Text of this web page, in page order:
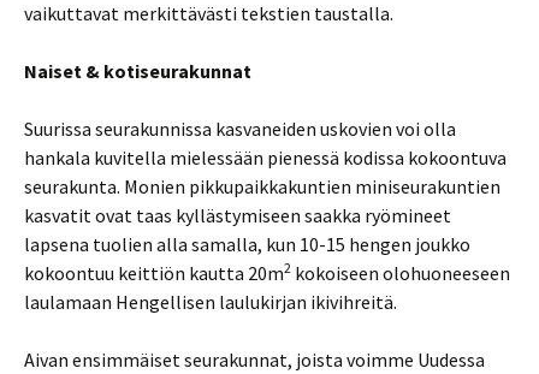
vaikuttavat merkittävästi tekstien taustalla.
Naiset & kotiseurakunnat
Suurissa seurakunnissa kasvaneiden uskovien voi olla
hankala kuvitella mielessään pienessä kodissa kokoontuva
seurakunta. Monien pikkupaikkakuntien miniseurakuntien
kasvatit ovat taas kyllästymiseen saakka ryömineet
lapsena tuolien alla samalla, kun 10-15 hengen joukko
kokoontuu keittiön kautta 20m2 kokoiseen olohuoneeseen
laulamaan Hengellisen laulukirjan ikivihreitä.
Aivan ensimmäiset seurakunnat, joista voimme Uudessa